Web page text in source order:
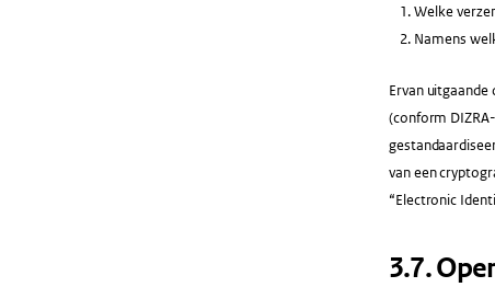
Welke
Namens
Ervan
(conform
van een
“Electronic
​3.7.​